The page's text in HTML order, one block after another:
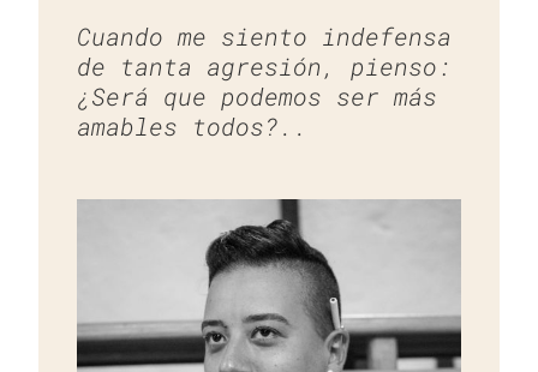
Cuando me siento indefensa
de tanta agresión, pienso:
¿Será que podemos ser más
amables todos?..